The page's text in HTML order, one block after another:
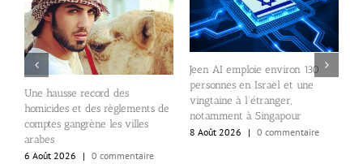
Une hausse record des
homicides et des règlements de
comptes gangrène les villes
arabes
6 Août 2026
| 0 commentaire
Jeen AI emploie environ 130
personnes en Israël et une
vingtaine à l’étranger,
notamment à Singapour
8 Août 2026
| 0 commentaire